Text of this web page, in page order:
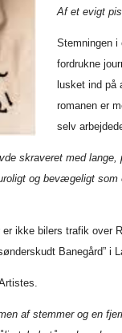
Af et evigt
Stemningen i
fordrukne
lusket ind på
romanen er
selv
skraveret med
og bevægeligt som
ikke bilers trafik over
Banegård” i
af stemmer og en